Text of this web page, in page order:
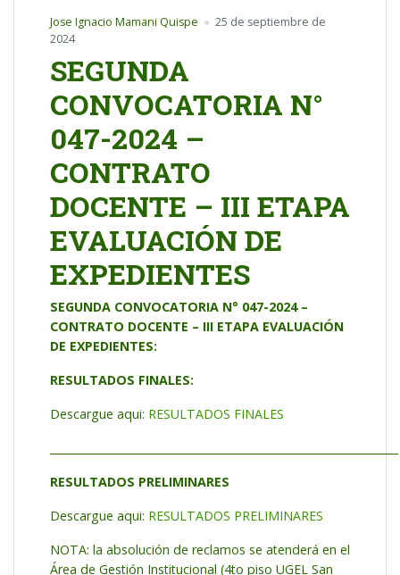
Jose Ignacio Mamani Quispe
25 de septiembre de
2024
SEGUNDA
CONVOCATORIA N°
047-2024 –
CONTRATO
DOCENTE – III ETAPA
EVALUACIÓN DE
EXPEDIENTES
SEGUNDA CONVOCATORIA N° 047-2024 –
CONTRATO DOCENTE – III ETAPA EVALUACIÓN
DE EXPEDIENTES:
RESULTADOS FINALES:
Descargue aqui: RESULTADOS FINALES
RESULTADOS PRELIMINARES
Descargue aqui: RESULTADOS PRELIMINARES
NOTA: la absolución de reclamos se atenderá en el
Área de Gestión Institucional (4to piso UGEL San